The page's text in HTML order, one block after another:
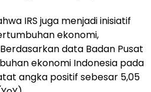
IRS juga menjadi inisiatif
ekonomi,
data Badan Pusat
ekonomi Indonesia pada
angka positif sebesar 5,05